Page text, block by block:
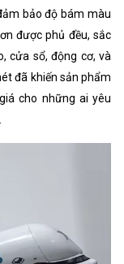
bảo độ bám màu
được phủ đều, sắc
cửa sổ, động cơ, và
đã khiến sản phẩm
cho những ai yêu